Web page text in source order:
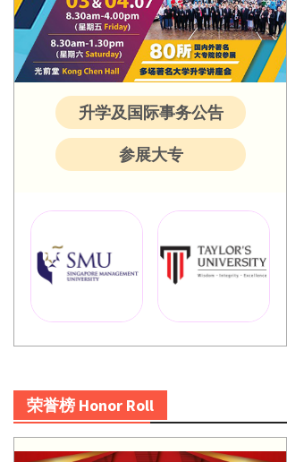
升学及国际事务公告
参展大专
荣誉榜 Honor Roll